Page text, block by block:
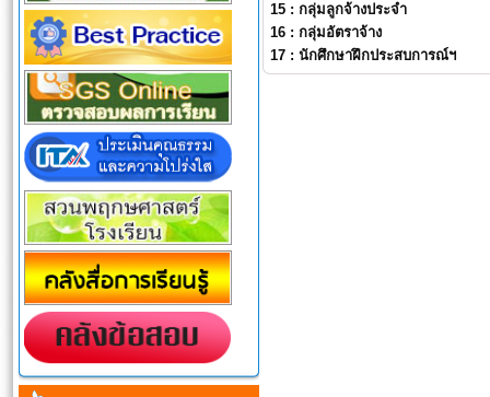
15 : กลุ่มลูกจ้างประจำ
16 : กลุ่มอัตราจ้าง
17 : นักศึกษาฝึกประสบการณ์ฯ